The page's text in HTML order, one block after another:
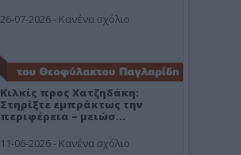
26-07-2026 - Κανένα σχόλιο
Κιλκίς προς Χατζηδάκη:
Στηρίξτε εμπράκτως την
περιφέρεια – μειώσ…
11-06-2026 - Κανένα σχόλιο